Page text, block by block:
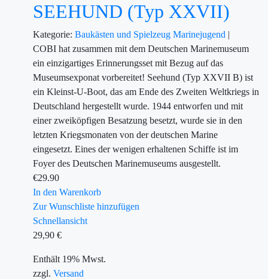
SEEHUND (Typ XXVII)
Kategorie: Baukästen und Spielzeug Marinejugend |
COBI hat zusammen mit dem Deutschen Marinemuseum
ein einzigartiges Erinnerungsset mit Bezug auf das
Museumsexponat vorbereitet! Seehund (Typ XXVII B) ist
ein Kleinst-U-Boot, das am Ende des Zweiten Weltkriegs in
Deutschland hergestellt wurde. 1944 entworfen und mit
einer zweiköpfigen Besatzung besetzt, wurde sie in den
letzten Kriegsmonaten von der deutschen Marine
eingesetzt. Eines der wenigen erhaltenen Schiffe ist im
Foyer des Deutschen Marinemuseums ausgestellt.
€29.90
In den Warenkorb
Zur Wunschliste hinzufügen
Schnellansicht
29,90 €
Enthält 19% Mwst.
zzgl. Versand